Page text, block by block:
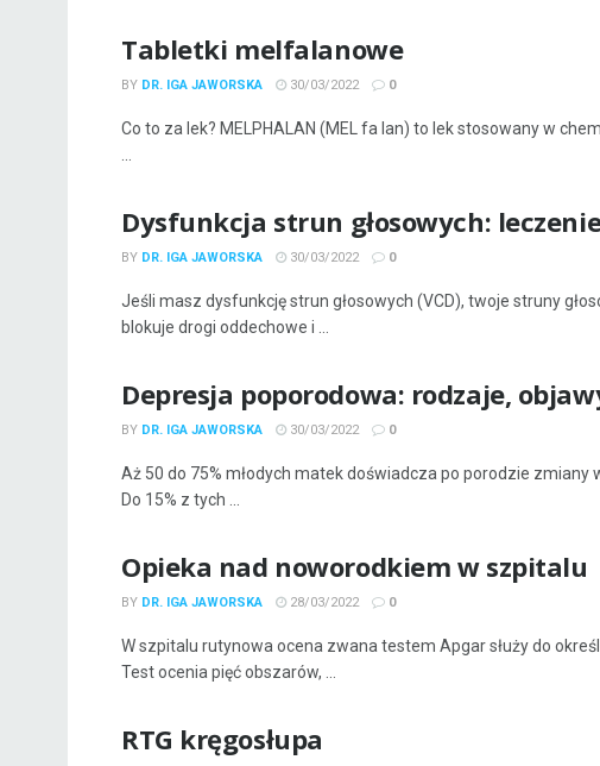
Tabletki melfalanowe
BY DR. IGA JAWORSKA 30/03/2022 0
Co to za lek? MELPHALAN (MEL fa lan) to lek stosowany w
Dysfunkcja strun głosowych:
BY DR. IGA JAWORSKA 30/03/2022 0
Jeśli masz dysfunkcję strun głosowych (VCD), twoje struny
blokuje drogi oddechowe i ...
Depresja poporodowa: rodzaje,
BY DR. IGA JAWORSKA 30/03/2022 0
Aż 50 do 75% młodych matek doświadcza po porodzie zmiany
Do 15% z tych ...
Opieka nad noworodkiem w szpitalu
BY DR. IGA JAWORSKA 28/03/2022 0
W szpitalu rutynowa ocena zwana testem Apgar służy do
Test ocenia pięć obszarów, ...
RTG kręgosłupa